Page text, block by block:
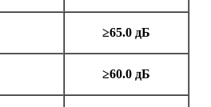
≥65.0 дБ
≥60.0 дБ